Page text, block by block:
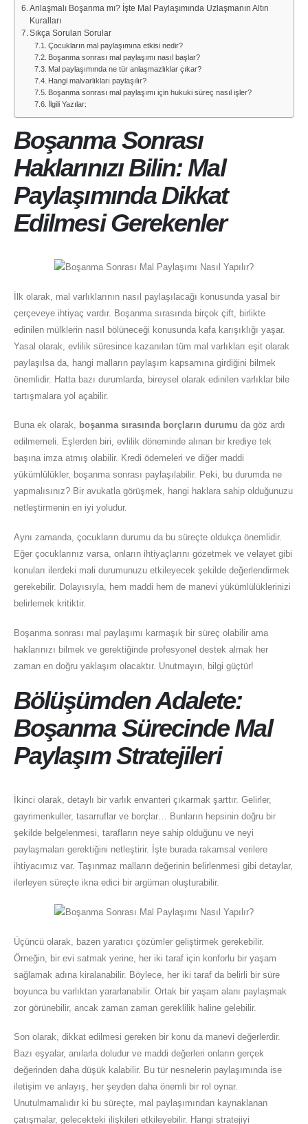
Anlaşmalı Boşanma mı? İşte Mal Paylaşımında Uzlaşmanın Altın
Kuralları
Sıkça Sorulan Sorular
Çocukların mal paylaşımına etkisi nedir?
Boşanma sonrası mal paylaşımı nasıl başlar?
Mal paylaşımında ne tür anlaşmazlıklar çıkar?
Hangi malvarlıkları paylaşılır?
Boşanma sonrası mal paylaşımı için hukuki süreç nasıl işler?
İlgili Yazılar:
Boşanma Sonrası
Haklarınızı Bilin: Mal
Paylaşımında Dikkat
Edilmesi Gerekenler
İlk olarak, mal varlıklarının nasıl paylaşılacağı konusunda yasal bir
çerçeveye ihtiyaç vardır. Boşanma sırasında birçok çift, birlikte
edinilen mülklerin nasıl bölüneceği konusunda kafa karışıklığı yaşar.
Yasal olarak, evlilik süresince kazanılan tüm mal varlıkları eşit olarak
paylaşılsa da, hangi malların paylaşım kapsamına girdiğini bilmek
önemlidir. Hatta bazı durumlarda, bireysel olarak edinilen varlıklar bile
tartışmalara yol açabilir.
Buna ek olarak, boşanma sırasında borçların durumu da göz ardı
edilmemeli. Eşlerden biri, evlilik döneminde alınan bir krediye tek
başına imza atmış olabilir. Kredi ödemeleri ve diğer maddi
yükümlülükler, boşanma sonrası paylaşılabilir. Peki, bu durumda ne
yapmalısınız? Bir avukatla görüşmek, hangi haklara sahip olduğunuzu
netleştirmenin en iyi yoludur.
Aynı zamanda, çocukların durumu da bu süreçte oldukça önemlidir.
Eğer çocuklarınız varsa, onların ihtiyaçlarını gözetmek ve velayet gibi
konuları ilerdeki mali durumunuzu etkileyecek şekilde değerlendirmek
gerekebilir. Dolayısıyla, hem maddi hem de manevi yükümlülüklerinizi
belirlemek kritiktir.
Boşanma sonrası mal paylaşımı karmaşık bir süreç olabilir ama
haklarınızı bilmek ve gerektiğinde profesyonel destek almak her
zaman en doğru yaklaşım olacaktır. Unutmayın, bilgi güçtür!
Bölüşümden Adalete:
Boşanma Sürecinde Mal
Paylaşım Stratejileri
İkinci olarak, detaylı bir varlık envanteri çıkarmak şarttır. Gelirler,
gayrimenkuller, tasarruflar ve borçlar… Bunların hepsinin doğru bir
şekilde belgelenmesi, tarafların neye sahip olduğunu ve neyi
paylaşmaları gerektiğini netleştirir. İşte burada rakamsal verilere
ihtiyacımız var. Taşınmaz malların değerinin belirlenmesi gibi detaylar,
ilerleyen süreçte ikna edici bir argüman oluşturabilir.
Üçüncü olarak, bazen yaratıcı çözümler geliştirmek gerekebilir.
Örneğin, bir evi satmak yerine, her iki taraf için konforlu bir yaşam
sağlamak adına kiralanabilir. Böylece, her iki taraf da belirli bir süre
boyunca bu varlıktan yararlanabilir. Ortak bir yaşam alanı paylaşmak
zor görünebilir, ancak zaman zaman gereklilik haline gelebilir.
Son olarak, dikkat edilmesi gereken bir konu da manevi değerlerdir.
Bazı eşyalar, anılarla doludur ve maddi değerleri onların gerçek
değerinden daha düşük kalabilir. Bu tür nesnelerin paylaşımında ise
iletişim ve anlayış, her şeyden daha önemli bir rol oynar.
Unutulmamalıdır ki bu süreçte, mal paylaşımından kaynaklanan
çatışmalar, gelecekteki ilişkileri etkileyebilir. Hangi stratejiyi